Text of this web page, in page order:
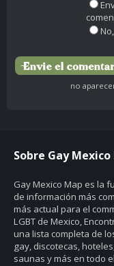
no
Sobre Gay Mexico
Gay Mexico Map es la
de información más
más actual para el
LGBT de Mexico,
una lista completa de
gay, discotecas,
saunas y más en todo